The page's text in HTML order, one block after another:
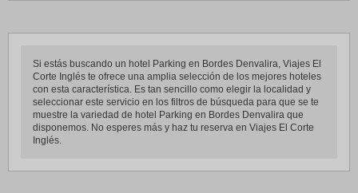
Si estás buscando un hotel Parking en Bordes Denvalira, Viajes El
Corte Inglés te ofrece una amplia selección de los mejores hoteles
con esta característica. Es tan sencillo como elegir la localidad y
seleccionar este servicio en los filtros de búsqueda para que se te
muestre la variedad de hotel Parking en Bordes Denvalira que
disponemos. No esperes más y haz tu reserva en Viajes El Corte
Inglés.